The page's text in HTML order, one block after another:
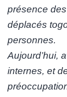
présence
déplacés
personnes.
Aujourd’hui,
internes, et